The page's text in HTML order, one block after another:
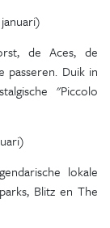
de Aces, de
passeren. Duik in
"Piccolo
lokale
Blitz en The